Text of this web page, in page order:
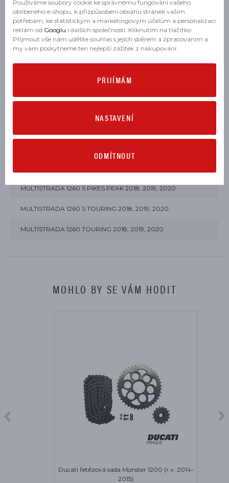
MULTISTRADA 1200 S PIKES PEAK 2016, 2017
MULTISTRADA 1200 S TOURING 2015, 2016, 2017
MULTISTRADA 1200 TOURING 2015, 2016, 2017
MULTISTRADA 1260 ABS 2018, 2019, 2020
MULTISTRADA 1260 ENDURO 2019, 2020
MULTISTRADA 1260 S PIKES PEAK 2018, 2019, 2020
MULTISTRADA 1260 S TOURING 2018, 2019, 2020
MULTISTRADA 1260 TOURING 2018, 2019, 2020
MOHLO BY SE VÁM HODIT
Ducati řetězová sada Monster 1200 (r.v. 2014-
2015)
Používáme soubory cookie ke správnému fungování vašeho
oblíbeného e-shopu, k přizpůsobení obsahu stránek vašim
potřebám, ke statistickým a marketingovým účelům a personalizaci
reklam od Googlu i dalších společností. Kliknutím na tlačítko
Přijmout vše nám udělíte souhlas s jejich sběrem a zpracováním a
my vám poskytneme ten nejlepší zážitek z nakupování.
PŘIJÍMÁM
NASTAVENÍ
ODMÍTNOUT